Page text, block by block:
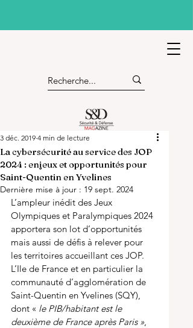
La cybersécurité au service des JOP
2024 : enjeux et opportunités pour
Saint-Quentin en Yvelines
3 déc. 2019 4 min de lecture
Dernière mise à jour : 19 sept. 2024
L’ampleur inédit des Jeux
Olympiques et Paralympiques 2024
apportera son lot d’opportunités
mais aussi de défis à relever pour
les territoires accueillant ces JOP.
L’Ile de France et en particulier la
communauté d’agglomération de
Saint-Quentin en Yvelines (SQY),
dont « le PIB/habitant est le
deuxième de France après Paris »,